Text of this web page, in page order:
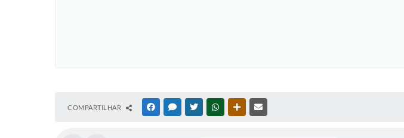
COMPARTILHAR FACEBOOKMESSENGER
TWITTERWHATSAPPOUTRAS MÍDIAS